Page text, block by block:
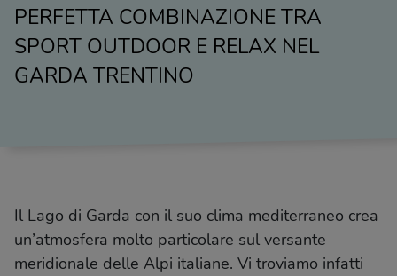
PERFETTA COMBINAZIONE TRA
SPORT OUTDOOR E RELAX NEL
GARDA TRENTINO
Il Lago di Garda con il suo clima mediterraneo crea
un’atmosfera molto particolare sul versante
meridionale delle Alpi italiane. Vi troviamo infatti